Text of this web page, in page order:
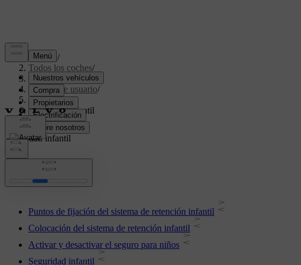
Soporte/
Todos los coches/
XC40 2024/
Manual de usuario/
Seguridad/
Seguridad infantil
Seguridad infantil
Puntos de fijación del sistema de retención infantil
Colocación del sistema de retención infantil
Activar y desactivar el seguro para niños
Seguridad infantil